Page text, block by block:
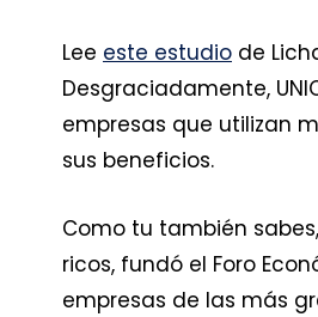
Lee este estudio de
Desgraciadamente,
empresas que utilizan
sus beneficios.
Como tu también
ricos, fundó el Foro
empresas de las más